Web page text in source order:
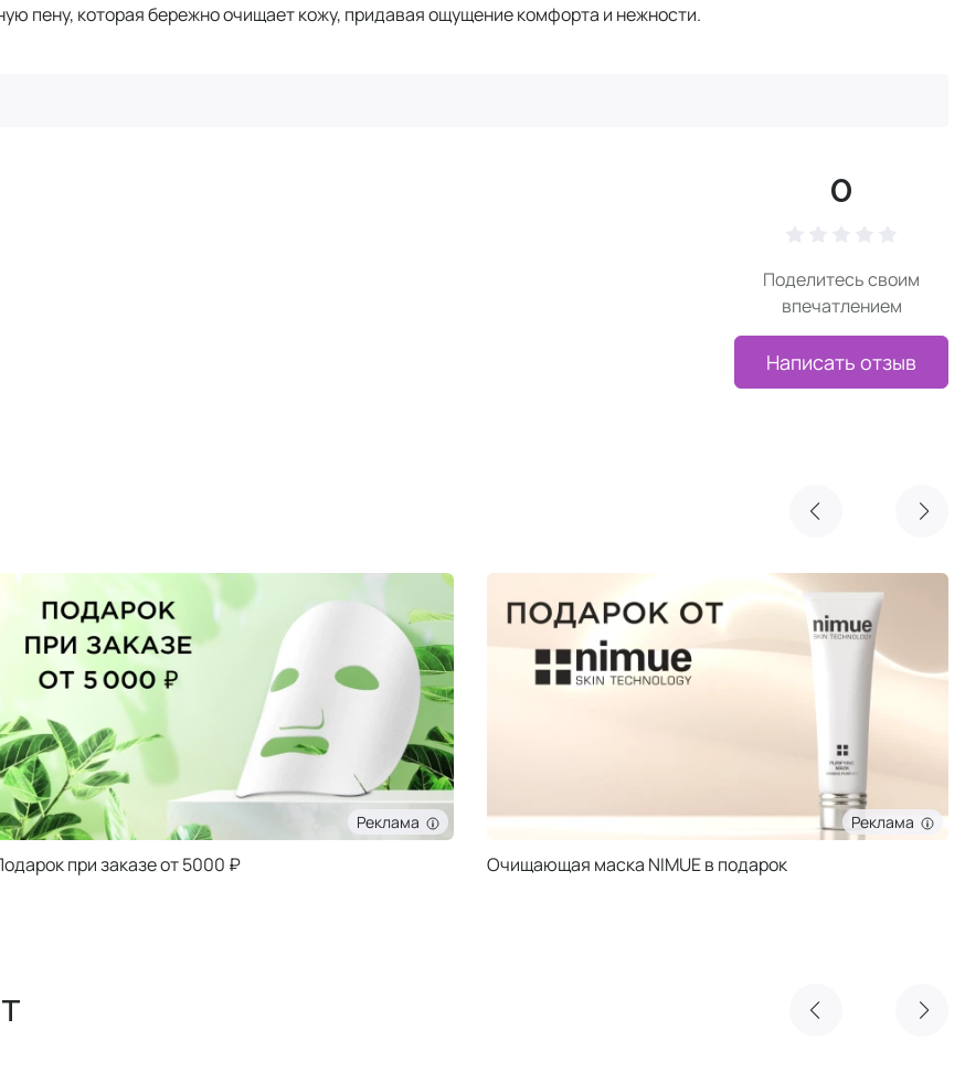
пену, которая бережно очищает кожу, придавая ощущение комфорта и нежности.
0
Поделитесь своим
впечатлением
Написать отзыв
Реклама
при заказе от 5000 ₽
Реклама
Очищающая маска NIMUE в подарок